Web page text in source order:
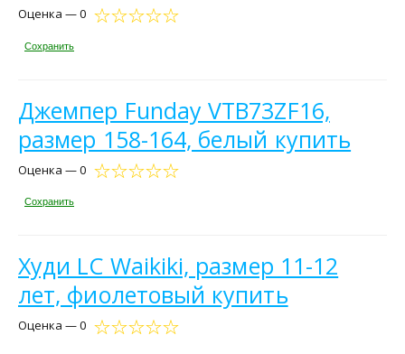
Оценка — 0
Сохранить
Джемпер Funday VTB73ZF16,
размер 158-164, белый купить
Оценка — 0
Сохранить
Худи LC Waikiki, размер 11-12
лет, фиолетовый купить
Оценка — 0